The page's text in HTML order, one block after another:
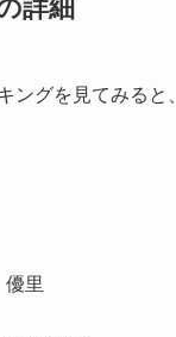
詳細
ングを見てみると
優里